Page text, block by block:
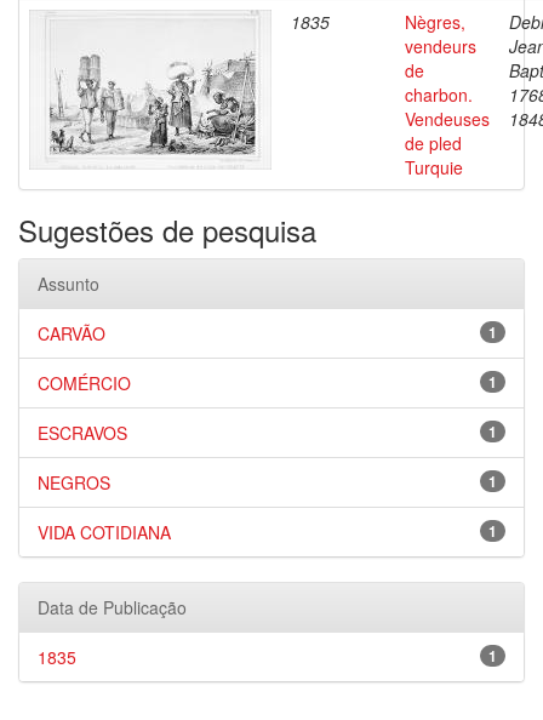
1835
Nègres,
vendeurs
de
charbon.
Vendeuses
de pled
Turquie
Sugestões de pesquisa
Assunto
1
CARVÃO
1
COMÉRCIO
1
ESCRAVOS
1
NEGROS
1
VIDA COTIDIANA
Data de Publicação
1
1835